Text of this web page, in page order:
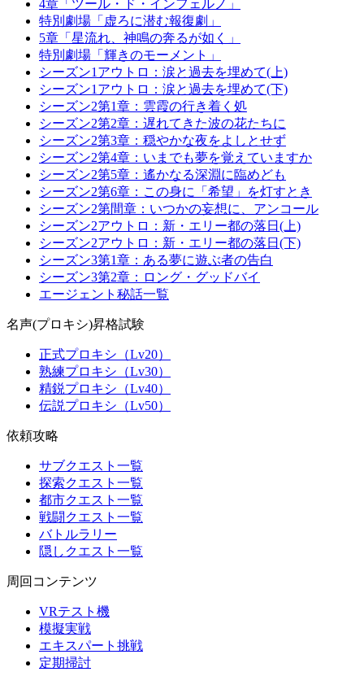
4章「ツール・ド・インフェルノ」
特別劇場「虚ろに潜む報復劇」
5章「星流れ、神鳴の奔るが如く」
特別劇場「輝きのモーメント」
シーズン1アウトロ：涙と過去を埋めて(上)
シーズン1アウトロ：涙と過去を埋めて(下)
シーズン2第1章：雲霞の行き着く処
シーズン2第2章：遅れてきた波の花たちに
シーズン2第3章：穏やかな夜をよしとせず
シーズン2第4章：いまでも夢を覚えていますか
シーズン2第5章：遙かなる深淵に臨めども
シーズン2第6章：この身に「希望」を灯すとき
シーズン2第間章：いつかの妄想に、アンコール
シーズン2アウトロ：新・エリー都の落日(上)
シーズン2アウトロ：新・エリー都の落日(下)
シーズン3第1章：ある夢に遊ぶ者の告白
シーズン3第2章：ロング・グッドバイ
エージェント秘話一覧
名声(プロキシ)昇格試験
正式プロキシ（Lv20）
熟練プロキシ（Lv30）
精鋭プロキシ（Lv40）
伝説プロキシ（Lv50）
依頼攻略
サブクエスト一覧
探索クエスト一覧
都市クエスト一覧
戦闘クエスト一覧
バトルラリー
隠しクエスト一覧
周回コンテンツ
VRテスト機
模擬実戦
エキスパート挑戦
定期掃討